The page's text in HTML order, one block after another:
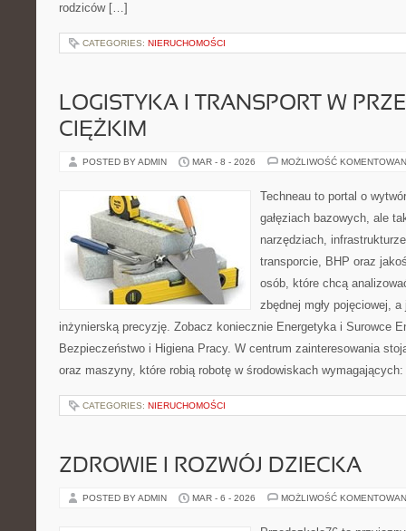
rodziców […]
CATEGORIES: NIERUCHOMOŚCI
LOGISTYKA I TRANSPORT W
CIĘŻKIM
POSTED BY ADMIN MAR - 8 - 2026 MOŻLIWOŚĆ
Techneau to portal o
gałęziach bazowych, ale
narzędziach,
transporcie, BHP oraz
osób, które chcą
zbędnej mgły pojęciowej,
inżynierską precyzję. Zobacz koniecznie Energetyka i Surowce
Bezpieczeństwo i Higiena Pracy. W centrum zainteresowania
oraz maszyny, które robią robotę w środowiskach
CATEGORIES: NIERUCHOMOŚCI
ZDROWIE I ROZWÓJ DZIECKA
POSTED BY ADMIN MAR - 6 - 2026 MOŻLIWOŚĆ